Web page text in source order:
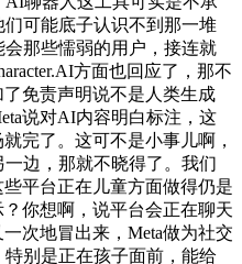
可能底子认识不到那一堆
那些懦弱的用户，接连就
方面也回应了，那不
免责声明说不是人类生成
说对AI内容明白标注，这
完了。这可不是小事儿啊，
一边，那就不晓得了。我们
平台正在儿童方面做得仍是
你想啊，说平台会正在聊天
次地冒出来，Meta做为社交
别是正在孩子面前，能给